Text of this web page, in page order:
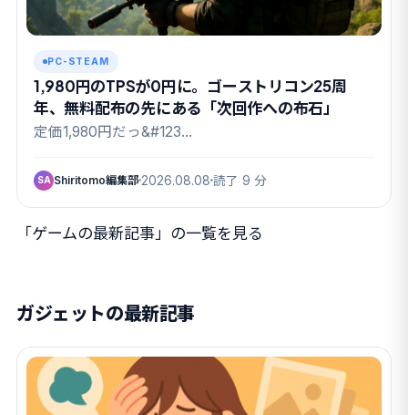
PC-STEAM
1,980円のTPSが0円に。ゴーストリコン25周
年、無料配布の先にある「次回作への布石」
定価1,980円だっ&#123…
SA Shiritomo編集部 2026.08.08 読了 9 分
「ゲームの最新記事」の一覧を見る
ガジェットの最新記事